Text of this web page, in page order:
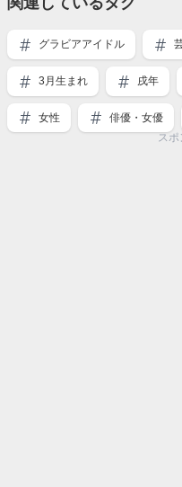
グラビアアイドル
3月生まれ 戌年
女性 俳優・女優
スポ